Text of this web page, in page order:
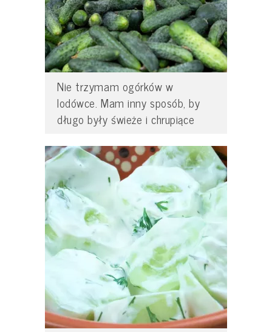
Nie trzymam ogórków w
lodówce. Mam inny sposób, by
długo były świeże i chrupiące